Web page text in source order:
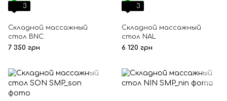
3
Складной массажный
стол BNC
7 350 грн
3
Складной массажный
стол NAL
6 120 грн